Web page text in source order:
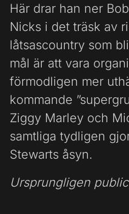
Här drar han ner
Nicks i det träsk av
låtsascountry som
mål är att vara
förmodligen mer
kommande
Ziggy Marley och
samtliga tydligen
Stewarts åsyn.
Ursprungligen